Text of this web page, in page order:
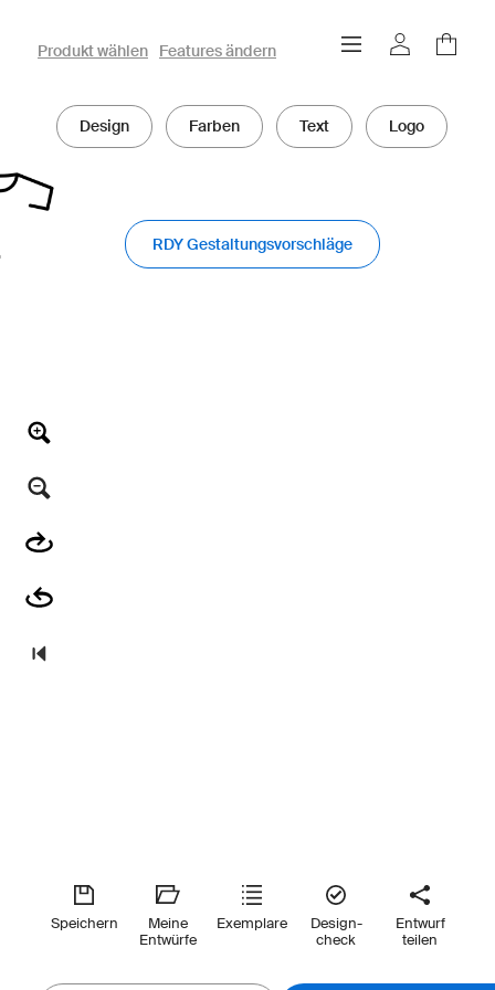
owayo 3D-Konfigurator
Produkt wählen Features ändern
Design Farben Text Logo
RDY Gestaltungsvorschläge
Speichern
Meine
Entwürfe
Exemplare
Design-
check
Entwurf
teilen